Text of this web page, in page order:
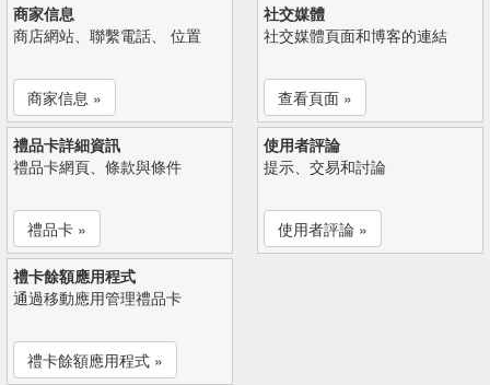
商家信息
商店網站、聯繫電話、 位置
商家信息 »
社交媒體
社交媒體頁面和博客的連結
查看頁面 »
禮品卡詳細資訊
禮品卡網頁、條款與條件
禮品卡 »
使用者評論
提示、交易和討論
使用者評論 »
禮卡餘額應用程式
通過移動應用管理禮品卡
禮卡餘額應用程式 »